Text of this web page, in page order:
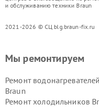
и обслуживанию техники Braun
2021-2026 © СЦ blg.braun-fix.ru
Мы ремонтируем
Ремонт водонагревателей
Braun
Ремонт холодильников